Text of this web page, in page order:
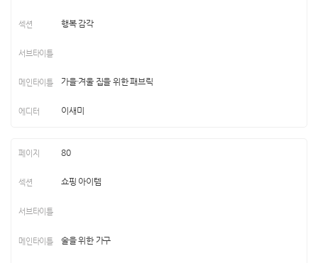
행복 감각
가을·겨울 집을 위한 패브릭
이새미
80
쇼핑 아이템
술을 위한 가구